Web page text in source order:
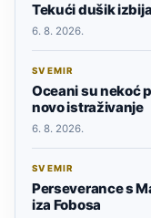
Tekući dušik
6. 8. 2026.
SVEMIR
Oceani su nekoć
novo istraživanje
6. 8. 2026.
SVEMIR
Perseverance s
iza Fobosa